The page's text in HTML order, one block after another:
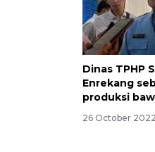
Dinas TPHP
Enrekang
produksi
26 October